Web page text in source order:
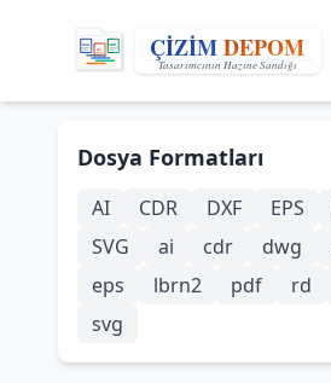
Dosya Formatları
AI CDR DXF EPS
SVG
ai cdr dwg
eps
lbrn2 pdf rd
svg